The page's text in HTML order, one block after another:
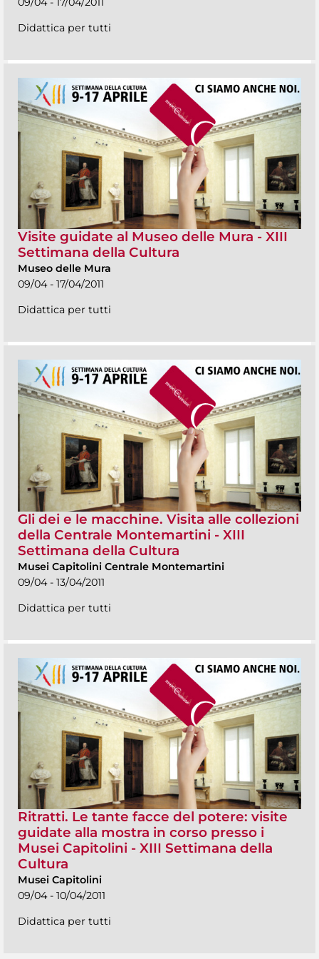
Didattica per tutti
Visite guidate al Museo delle Mura - XIII
Settimana della Cultura
Museo delle Mura
09/04 - 17/04/2011
Didattica per tutti
Gli dei e le macchine. Visita alle collezioni
della Centrale Montemartini - XIII
Settimana della Cultura
Musei Capitolini Centrale Montemartini
09/04 - 13/04/2011
Didattica per tutti
Ritratti. Le tante facce del potere: visite
guidate alla mostra in corso presso i
Musei Capitolini - XIII Settimana della
Cultura
Musei Capitolini
09/04 - 10/04/2011
Didattica per tutti